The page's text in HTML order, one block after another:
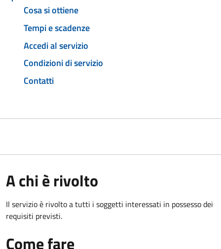
Cosa si ottiene
Tempi e scadenze
Accedi al servizio
Condizioni di servizio
Contatti
A chi è rivolto
Il servizio è rivolto a tutti i soggetti interessati in possesso dei
requisiti previsti.
Come fare